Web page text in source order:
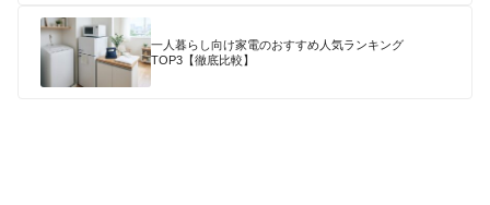
一人暮らし向け家電のおすすめ人気ランキング
TOP3【徹底比較】